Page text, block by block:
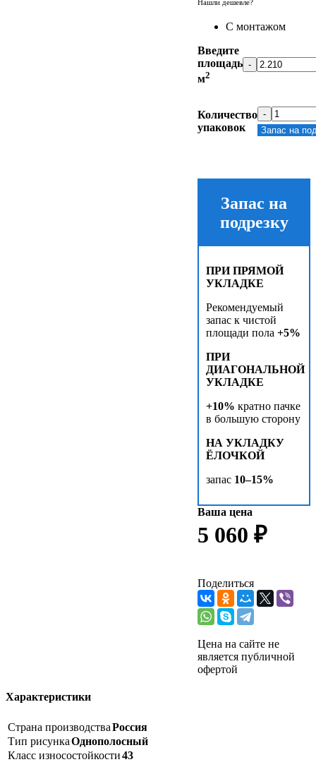
Нашли дешевле?
С монтажом
Введите
площадь
м2
-
Количество
упаковок
-
Запас на
Запас на
подрезку
ПРИ ПРЯМОЙ
УКЛАДКЕ
Рекомендуемый
запас к чистой
площади пола+5%
ПРИ
ДИАГОНАЛЬНОЙ
УКЛАДКЕ
+10% кратно пачке
в большую сторону
НА УКЛАДКУ
ЁЛОЧКОЙ
запас 10–15%
Ваша цена
5 060 ₽
Поделиться
Цена на сайте не
является публичной
офертой
Характеристики
Страна производстваРоссия
Тип рисункаОднополосный
Класс износостойкости43